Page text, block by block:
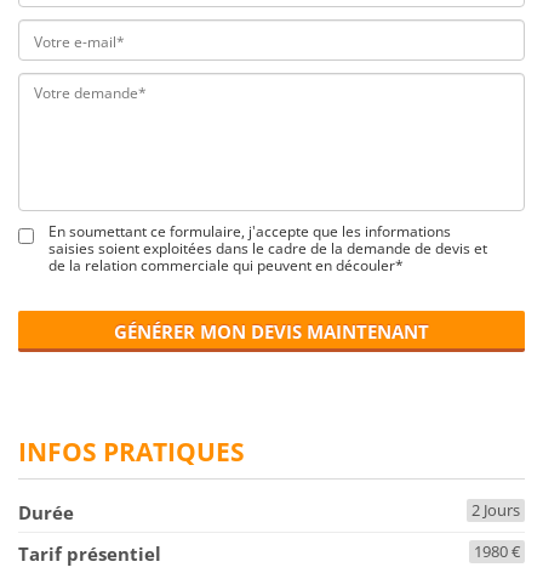
En soumettant ce formulaire, j'accepte que les informations
saisies soient exploitées dans le cadre de la demande de devis et
de la relation commerciale qui peuvent en découler*
GÉNÉRER MON DEVIS MAINTENANT
INFOS PRATIQUES
Durée 2 Jours
Tarif présentiel 1980 €